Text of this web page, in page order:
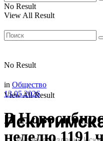
No Result
View All Result
No Result
View All Result
in Общество
13.05.2026
В
неделю 1191